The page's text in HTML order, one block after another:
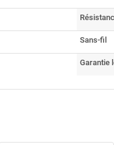
Sans-fil
Garantie